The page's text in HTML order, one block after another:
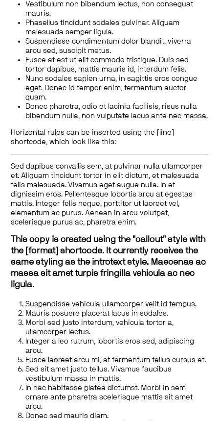
Vestibulum non bibendum lectus, non consequat
mauris.
Phasellus tincidunt sodales pulvinar. Aliquam
malesuada semper ligula.
Suspendisse condimentum dolor blandit, viverra
arcu sed, suscipit metus.
Fusce at est ut elit commodo tristique. Duis sed
tortor dapibus, mattis mauris id, interdum felis.
Nunc sodales sapien urna, in sagittis eros congue
eget. Donec id tempor enim, fermentum auctor
quam.
Donec pharetra, odio et lacinia facilisis, risus nulla
bibendum nulla, non vulputate lacus ante nec massa.
Horizontal rules can be inserted using the [line]
shortcode, which look like this:
Sed dapibus convallis sem, at pulvinar nulla ullamcorper
et. Aliquam tincidunt tortor in elit dictum, et malesuada
felis malesuada. Vivamus eget augue nulla. In et
dignissim eros. Pellentesque lobortis arcu at egestas
mattis. Integer felis neque, porttitor ut laoreet vel,
elementum ac purus. Aenean in arcu volutpat,
scelerisque purus ac, pharetra enim.
This copy is created using the "callout" style with
the [format] shortcode. It currently receives the
same styling as the introtext style. Maecenas ac
massa sit amet turpis fringilla vehicula ac nec
ligula.
Suspendisse vehicula ullamcorper velit id tempus.
Mauris posuere placerat lacus in sodales.
Morbi sed justo interdum, vehicula tortor a,
ullamcorper lectus.
Integer a leo rutrum, lobortis eros sed, adipiscing
arcu.
Fusce laoreet arcu mi, at fermentum tellus cursus et.
Sed sit amet justo tellus. Vivamus faucibus
vestibulum massa in mattis.
In hac habitasse platea dictumst. Morbi in sem
ornare ante pharetra scelerisque mattis sit amet
arcu.
Donec sed mauris diam.